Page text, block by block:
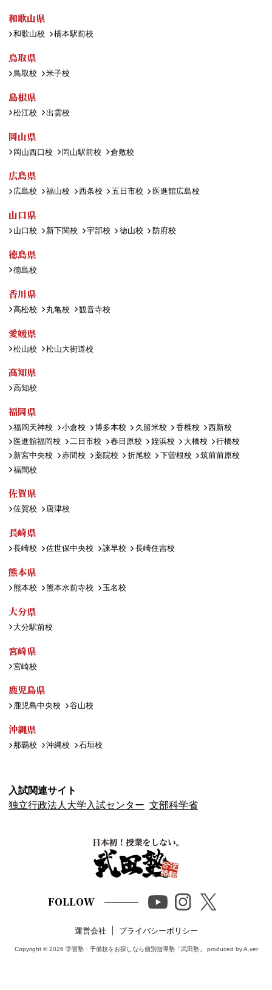
和歌山県
和歌山校 橋本駅前校
鳥取県
鳥取校 米子校
島根県
松江校 出雲校
岡山県
岡山西口校 岡山駅前校 倉敷校
広島県
広島校 福山校 西条校 五日市校 医進館広島校
山口県
山口校 新下関校 宇部校 徳山校 防府校
徳島県
徳島校
香川県
高松校 丸亀校 観音寺校
愛媛県
松山校 松山大街道校
高知県
高知校
福岡県
福岡天神校 小倉校 博多本校 久留米校 香椎校
西新校
医進館福岡校
二日市校 春日原校 姪浜校 大橋校
行橋校
新宮中央校
赤間校 薬院校 折尾校 下曽根校
筑前前原校
福間校
佐賀県
佐賀校 唐津校
長崎県
長崎校 佐世保中央校 諫早校 長崎住吉校
熊本県
熊本校 熊本水前寺校 玉名校
大分県
大分駅前校
宮崎県
宮崎校
鹿児島県
鹿児島中央校 谷山校
沖縄県
那覇校 沖縄校 石垣校
入試関連サイト
独立行政法人大学入試センター 文部科学省
FOLLOW
運営会社 プライバシーポリシー
Copyright © 2026 学習塾・予備校をお探しなら個別指導塾「武田塾」 produced by A.ver